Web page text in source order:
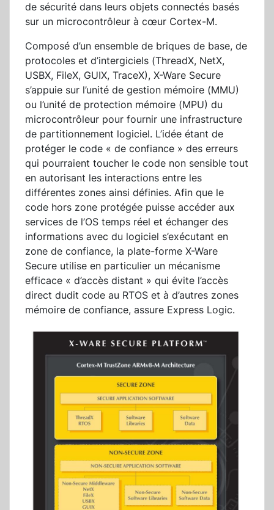
de sécurité dans leurs objets connectés basés
sur un microcontrôleur à cœur Cortex-M.
Composé d’un ensemble de briques de base, de
protocoles et d’intergiciels (ThreadX, NetX,
USBX, FileX, GUIX, TraceX), X-Ware Secure
s’appuie sur l’unité de gestion mémoire (MMU)
ou l’unité de protection mémoire (MPU) du
microcontrôleur pour fournir une infrastructure
de partitionnement logiciel. L’idée étant de
protéger le code « de confiance » des erreurs
qui pourraient toucher le code non sensible tout
en autorisant les interactions entre les
différentes zones ainsi définies. Afin que le
code hors zone protégée puisse accéder aux
services de l’OS temps réel et échanger des
informations avec du logiciel s’exécutant en
zone de confiance, la plate-forme X-Ware
Secure utilise en particulier un mécanisme
efficace « d’accès distant » qui évite l’accès
direct dudit code au RTOS et à d’autres zones
mémoire de confiance, assure Express Logic.